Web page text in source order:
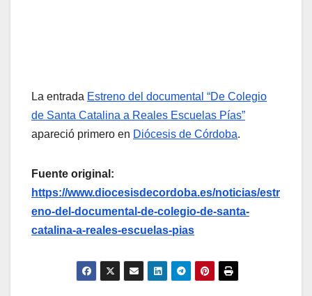
La entrada Estreno del documental “De Colegio
de Santa Catalina a Reales Escuelas Pías”
apareció primero en Diócesis de Córdoba.
Fuente original:
https://www.diocesisdecordoba.es/noticias/estr
eno-del-documental-de-colegio-de-santa-
catalina-a-reales-escuelas-pias